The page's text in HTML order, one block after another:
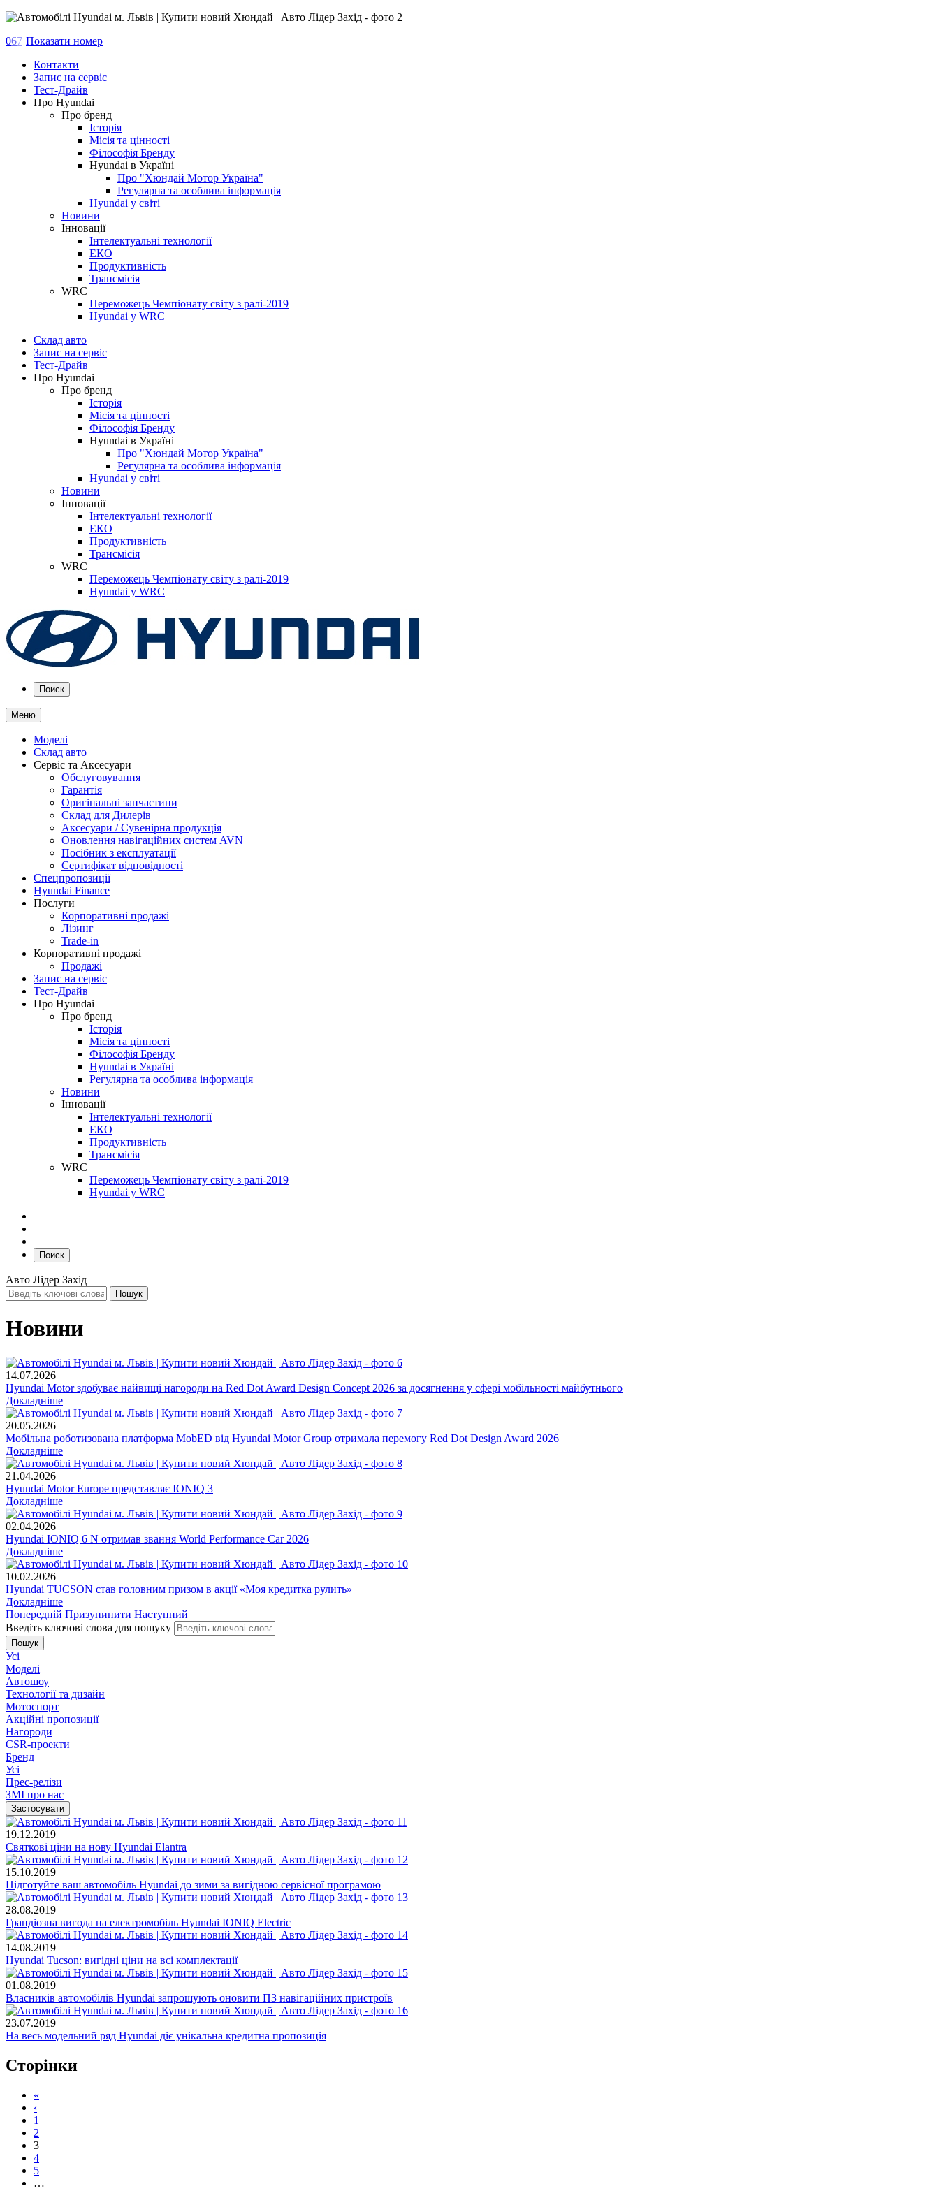
067 Показати номер
Контакти
Запис на сервіс
Тест-Драйв
Про Hyundai
Про бренд
Історія
Місія та цінності
Філософія Бренду
Hyundai в Україні
Про "Хюндай Мотор Україна"
Регулярна та особлива інформація
Hyundai у світі
Новини
Інновації
Інтелектуальні технології
ЕКО
Продуктивність
Трансмісія
WRC
Переможець Чемпіонату світу з ралі-2019
Hyundai у WRC
Склад авто
Запис на сервіс
Тест-Драйв
Про Hyundai
Про бренд
Історія
Місія та цінності
Філософія Бренду
Hyundai в Україні
Про "Хюндай Мотор Україна"
Регулярна та особлива інформація
Hyundai у світі
Новини
Інновації
Інтелектуальні технології
ЕКО
Продуктивність
Трансмісія
WRC
Переможець Чемпіонату світу з ралі-2019
Hyundai у WRC
Поиск
Меню
Моделі
Склад авто
Сервіс та Аксесуари
Обслуговування
Гарантія
Оригінальні запчастини
Склад для Дилерів
Аксесуари / Сувенірна продукція
Оновлення навігаційних систем AVN
Посібник з експлуатації
Сертифікат відповідності
Спецпропозиції
Hyundai Finance
Послуги
Корпоративні продажі
Лізинг
Trade-in
Корпоративні продажі
Продажі
Запис на сервіс
Тест-Драйв
Про Hyundai
Про бренд
Історія
Місія та цінності
Філософія Бренду
Hyundai в Україні
Регулярна та особлива інформація
Новини
Інновації
Інтелектуальні технології
ЕКО
Продуктивність
Трансмісія
WRC
Переможець Чемпіонату світу з ралі-2019
Hyundai у WRC
Поиск
Авто Лідер Захід
Новини
14.07.2026
Hyundai Motor здобуває найвищі нагороди на Red Dot Award Design Concept 2026 за досягнення у сфері мобільності майбутнього
Докладніше
20.05.2026
Мобільна роботизована платформа MobED від Hyundai Motor Group отримала перемогу Red Dot Design Award 2026
Докладніше
21.04.2026
Hyundai Motor Europe представляє IONIQ 3
Докладніше
02.04.2026
Hyundai IONIQ 6 N отримав звання World Performance Car 2026
Докладніше
10.02.2026
Hyundai TUCSON став головним призом в акції «Моя кредитка рулить»
Докладніше
Попередній Призупинити Наступний
Введіть ключові слова для пошуку
Усі
Моделі
Автошоу
Технології та дизайн
Мотоспорт
Акційні пропозиції
Нагороди
CSR-проекти
Бренд
Усі
Прес-релізи
ЗМІ про нас
19.12.2019
Святкові ціни на нову Hyundai Elantra
15.10.2019
Підготуйте ваш автомобіль Hyundai до зими за вигідною сервісної програмою
28.08.2019
Грандіозна вигода на електромобіль Hyundai IONIQ Electric
14.08.2019
Hyundai Tucson: вигідні ціни на всі комплектації
01.08.2019
Власників автомобілів Hyundai запрошують оновити ПЗ навігаційних пристроїв
23.07.2019
На весь модельний ряд Hyundai діє унікальна кредитна пропозиція
Сторінки
«
‹
1
2
3
4
5
…